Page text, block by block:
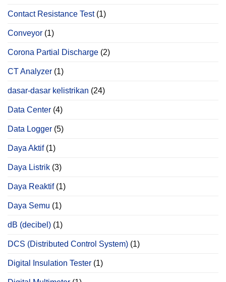
Contact Resistance Test(1)
Conveyor (1)
Corona Partial Discharge (2)
CT Analyzer (1)
dasar-dasar kelistrikan (24)
Data Center (4)
Data Logger (5)
Daya Aktif(1)
Daya Listrik (3)
Daya Reaktif(1)
Daya Semu (1)
dB (decibel) (1)
DCS (Distributed Control System) (1)
Digital Insulation Tester (1)